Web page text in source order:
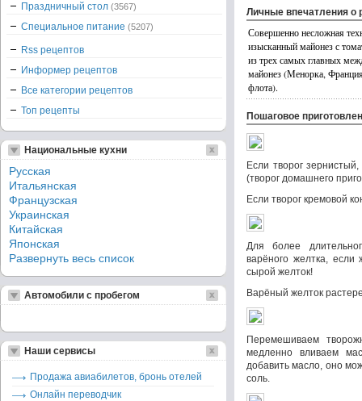
Личные впечатления о
Совершенно несложная
изысканный майонез с
из трех самых главных
майонез (Менорка,
флота).
Пошаговое
Если творог
(творог домашнего
Если творог кремовой
Для более
варёного желтка, если
сырой желток!
Варёный желток
Перемешиваем
медленно вливаем
добавить масло, оно
соль.
Праздничный стол (3567)
Специальное питание (5207)
Rss рецептов
Информер рецептов
Все категории рецептов
Топ рецепты
Национальные кухни
Русская
Итальянская
Французская
Украинская
Китайская
Японская
Развернуть весь список
Автомобили с пробегом
Наши сервисы
Продажа авиабилетов, бронь отелей
Онлайн переводчик